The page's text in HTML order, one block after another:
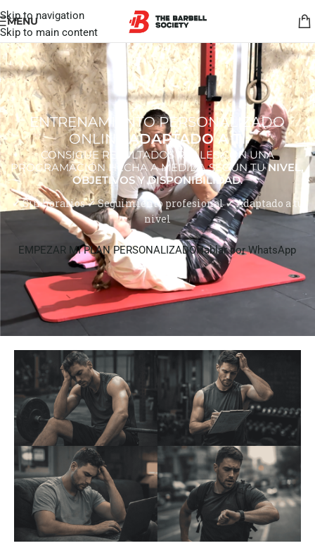
Skip to navigation
Skip to main content
MENU
ENTRENAMIENTO PERSONALIZADO
ONLINEADAPTADO A TI
CONSIGUE RESULTADOS REALES CON UNA
PROGRAMACIÓN HECHA A MEDIDA SEGÚN TUNIVEL,
OBJETIVOS Y DISPONIBILIDAD.
✔ Sin horarios ✔ Seguimiento profesional ✔ Adaptado a tu
nivel
EMPEZAR MI PLAN PERSONALIZADOHablar por WhatsApp